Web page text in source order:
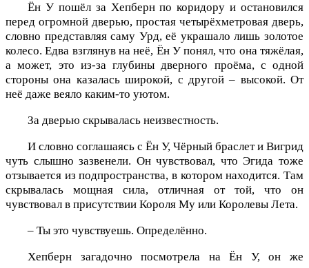
Ён У пошёл за Хепберн по коридору и остановился
перед огромной дверью, простая четырёхметровая дверь,
словно представляя саму Урд, её украшало лишь золотое
колесо. Едва взглянув на неё, Ён У понял, что она тяжёлая,
а может, это из-за глубины дверного проёма, с одной
стороны она казалась широкой, с другой – высокой. От
неё даже веяло каким-то уютом.
За дверью скрывалась неизвестность.
И словно соглашаясь с Ён У, Чёрный браслет и Вигрид
чуть слышно зазвенели. Он чувствовал, что Эгида тоже
отзывается из подпространства, в котором находится. Там
скрывалась мощная сила, отличная от той, что он
чувствовал в присутствии Короля Му или Королевы Лета.
– Ты это чувствуешь. Определённо.
Хепберн загадочно посмотрела на Ён У, он же